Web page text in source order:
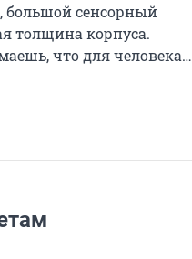
сенсорный
толщина корпуса.
что для человека с